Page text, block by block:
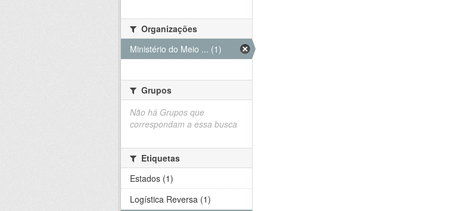
Organizações
Ministério do Meio ... (1)
Grupos
Não há Grupos que
correspondam a essa busca
Etiquetas
Estados (1)
Logística Reversa (1)